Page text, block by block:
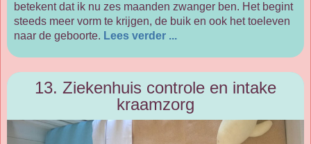
betekent dat ik nu zes maanden zwanger ben. Het begint
steeds meer vorm te krijgen, de buik en ook het toeleven
naar de geboorte. Lees verder ...
13. Ziekenhuis controle en intake
kraamzorg